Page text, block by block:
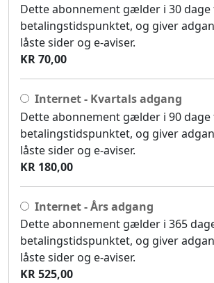
Dette abonnement gælder i 30 dage
betalingstidspunktet, og giver
låste sider og e-aviser.
KR 70,00
Internet - Kvartals adgang
Dette abonnement gælder i 90 dage
betalingstidspunktet, og giver
låste sider og e-aviser.
KR 180,00
Internet - Års adgang
Dette abonnement gælder i 365
betalingstidspunktet, og giver
låste sider og e-aviser.
KR 525,00